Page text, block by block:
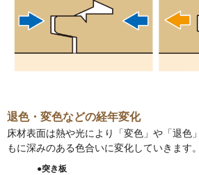
退色・変色などの経年変化
床材表面は熱や光により「変色」や「退色
もに深みのある色合いに変化していきます。
●突き板